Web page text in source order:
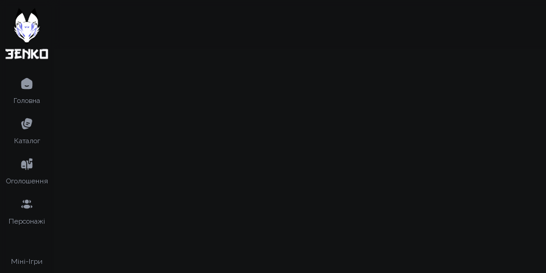
Головна
Каталог
Оголошення
Персонажі
Міні-Ігри